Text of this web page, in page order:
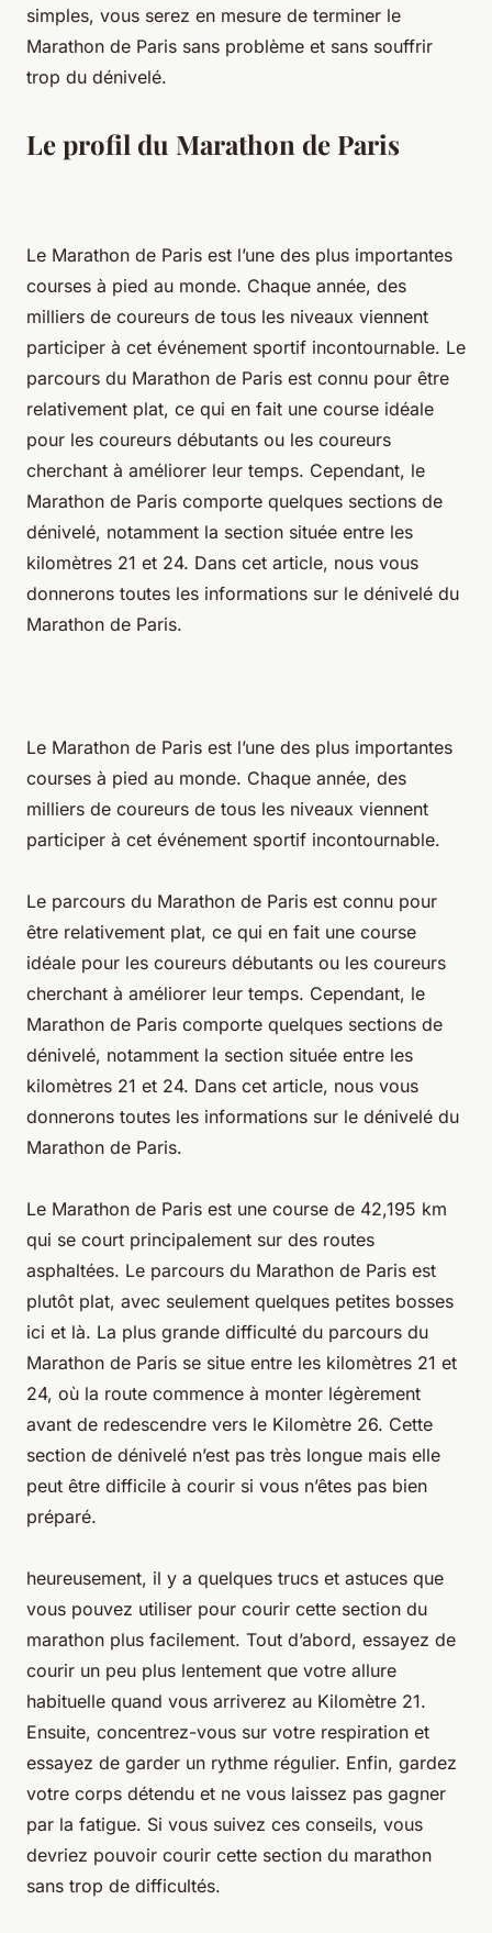
simples, vous serez en mesure de terminer le
Marathon de Paris sans problème et sans souffrir
trop du dénivelé.
Le profil du Marathon de Paris
Le Marathon de Paris est l’une des plus importantes
courses à pied au monde. Chaque année, des
milliers de coureurs de tous les niveaux viennent
participer à cet événement sportif incontournable. Le
parcours du Marathon de Paris est connu pour être
relativement plat, ce qui en fait une course idéale
pour les coureurs débutants ou les coureurs
cherchant à améliorer leur temps. Cependant, le
Marathon de Paris comporte quelques sections de
dénivelé, notamment la section située entre les
kilomètres 21 et 24. Dans cet article, nous vous
donnerons toutes les informations sur le dénivelé du
Marathon de Paris.
Le Marathon de Paris est l’une des plus importantes
courses à pied au monde. Chaque année, des
milliers de coureurs de tous les niveaux viennent
participer à cet événement sportif incontournable.
Le parcours du Marathon de Paris est connu pour
être relativement plat, ce qui en fait une course
idéale pour les coureurs débutants ou les coureurs
cherchant à améliorer leur temps. Cependant, le
Marathon de Paris comporte quelques sections de
dénivelé, notamment la section située entre les
kilomètres 21 et 24. Dans cet article, nous vous
donnerons toutes les informations sur le dénivelé du
Marathon de Paris.
Le Marathon de Paris est une course de 42,195 km
qui se court principalement sur des routes
asphaltées. Le parcours du Marathon de Paris est
plutôt plat, avec seulement quelques petites bosses
ici et là. La plus grande difficulté du parcours du
Marathon de Paris se situe entre les kilomètres 21 et
24, où la route commence à monter légèrement
avant de redescendre vers le Kilomètre 26. Cette
section de dénivelé n’est pas très longue mais elle
peut être difficile à courir si vous n’êtes pas bien
préparé.
heureusement, il y a quelques trucs et astuces que
vous pouvez utiliser pour courir cette section du
marathon plus facilement. Tout d’abord, essayez de
courir un peu plus lentement que votre allure
habituelle quand vous arriverez au Kilomètre 21.
Ensuite, concentrez-vous sur votre respiration et
essayez de garder un rythme régulier. Enfin, gardez
votre corps détendu et ne vous laissez pas gagner
par la fatigue. Si vous suivez ces conseils, vous
devriez pouvoir courir cette section du marathon
sans trop de difficultés.